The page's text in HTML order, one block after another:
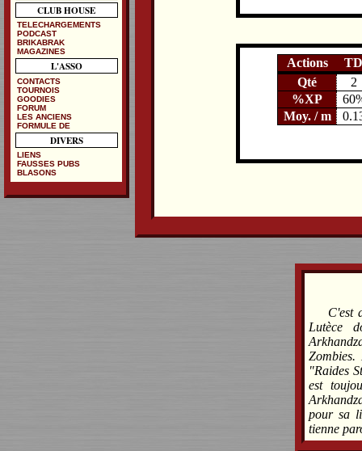
Actions
Qté
2
%XP
Moy. / m
C'est
Lutèce
"Raides
est
pour sa
tienne
CLUB HOUSE
TELECHARGEMENTS
PODCAST
BRIKABRAK
MAGAZINES
L'ASSO
CONTACTS
TOURNOIS
GOODIES
FORUM
LES ANCIENS
FORMULE DE
DIVERS
LIENS
FAUSSES PUBS
BLASONS